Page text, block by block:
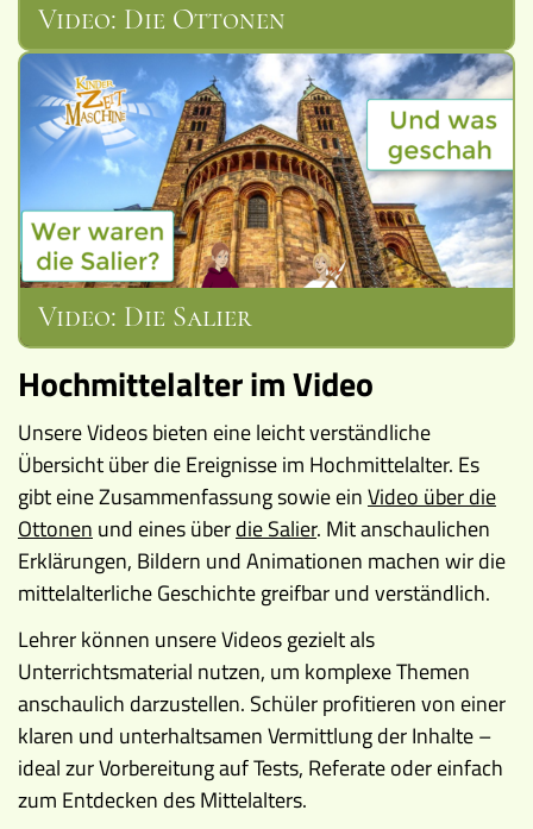
Video: Die Ottonen
Video: Die Salier
Hochmittelalter im Video
Unsere Videos bieten eine leicht verständliche
Übersicht über die Ereignisse im Hochmittelalter. Es
gibt eine Zusammenfassung sowie einVideo über die
Ottonen und eines überdie Salier. Mit anschaulichen
Erklärungen, Bildern und Animationen machen wir die
mittelalterliche Geschichte greifbar und verständlich.
Lehrer können unsere Videos gezielt als
Unterrichtsmaterial nutzen, um komplexe Themen
anschaulich darzustellen. Schüler profitieren von einer
klaren und unterhaltsamen Vermittlung der Inhalte –
ideal zur Vorbereitung auf Tests, Referate oder einfach
zum Entdecken des Mittelalters.